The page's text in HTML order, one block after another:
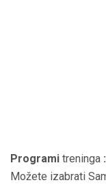
Programi treninga :
Možete izabrati